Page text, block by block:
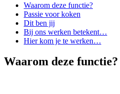
Waarom deze functie?
Passie voor koken
Dit ben jij
Bij ons werken betekent…
Hier kom je te werken…
Waarom deze functie?